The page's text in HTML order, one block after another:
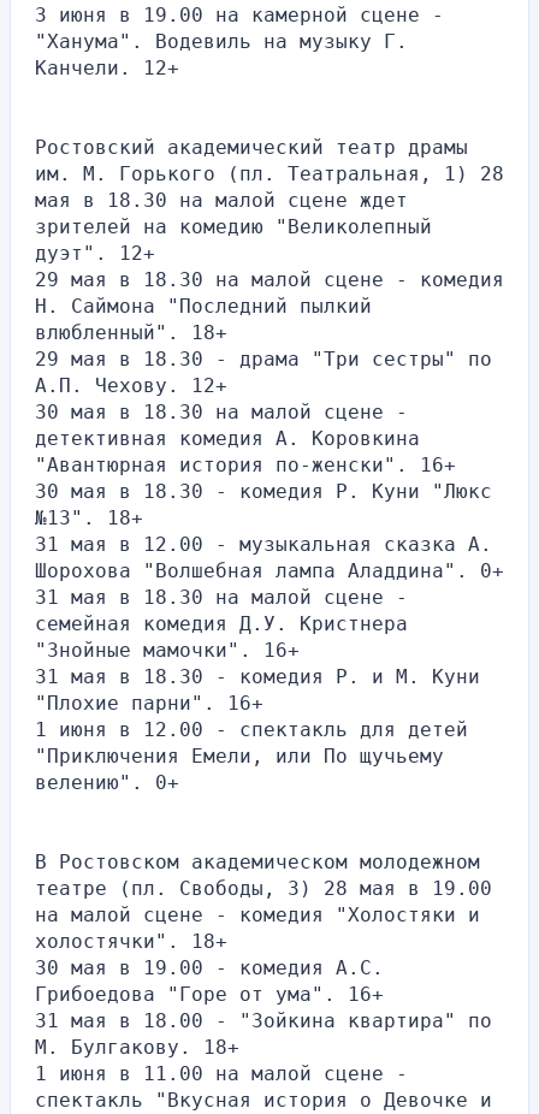
3 июня в 19.00 на камерной сцене -
"Ханума". Водевиль на музыку Г.
Канчели. 12+
Ростовский академический театр драмы
им. М. Горького (пл. Театральная, 1) 28
мая в 18.30 на малой сцене ждет
зрителей на комедию "Великолепный
дуэт". 12+
29 мая в 18.30 на малой сцене - комедия
Н. Саймона "Последний пылкий
влюбленный". 18+
29 мая в 18.30 - драма "Три сестры" по
А.П. Чехову. 12+
30 мая в 18.30 на малой сцене -
детективная комедия А. Коровкина
"Авантюрная история по-женски". 16+
30 мая в 18.30 - комедия Р. Куни "Люкс
№13". 18+
31 мая в 12.00 - музыкальная сказка А.
Шорохова "Волшебная лампа Аладдина". 0+
31 мая в 18.30 на малой сцене -
семейная комедия Д.У. Кристнера
"Знойные мамочки". 16+
31 мая в 18.30 - комедия Р. и М. Куни
"Плохие парни". 16+
1 июня в 12.00 - спектакль для детей
"Приключения Емели, или По щучьему
велению". 0+
В Ростовском академическом молодежном
театре (пл. Свободы, 3) 28 мая в 19.00
на малой сцене - комедия "Холостяки и
холостячки". 18+
30 мая в 19.00 - комедия А.С.
Грибоедова "Горе от ума". 16+
31 мая в 18.00 - "Зойкина квартира" по
М. Булгакову. 18+
1 июня в 11.00 на малой сцене -
спектакль "Вкусная история о Девочке и